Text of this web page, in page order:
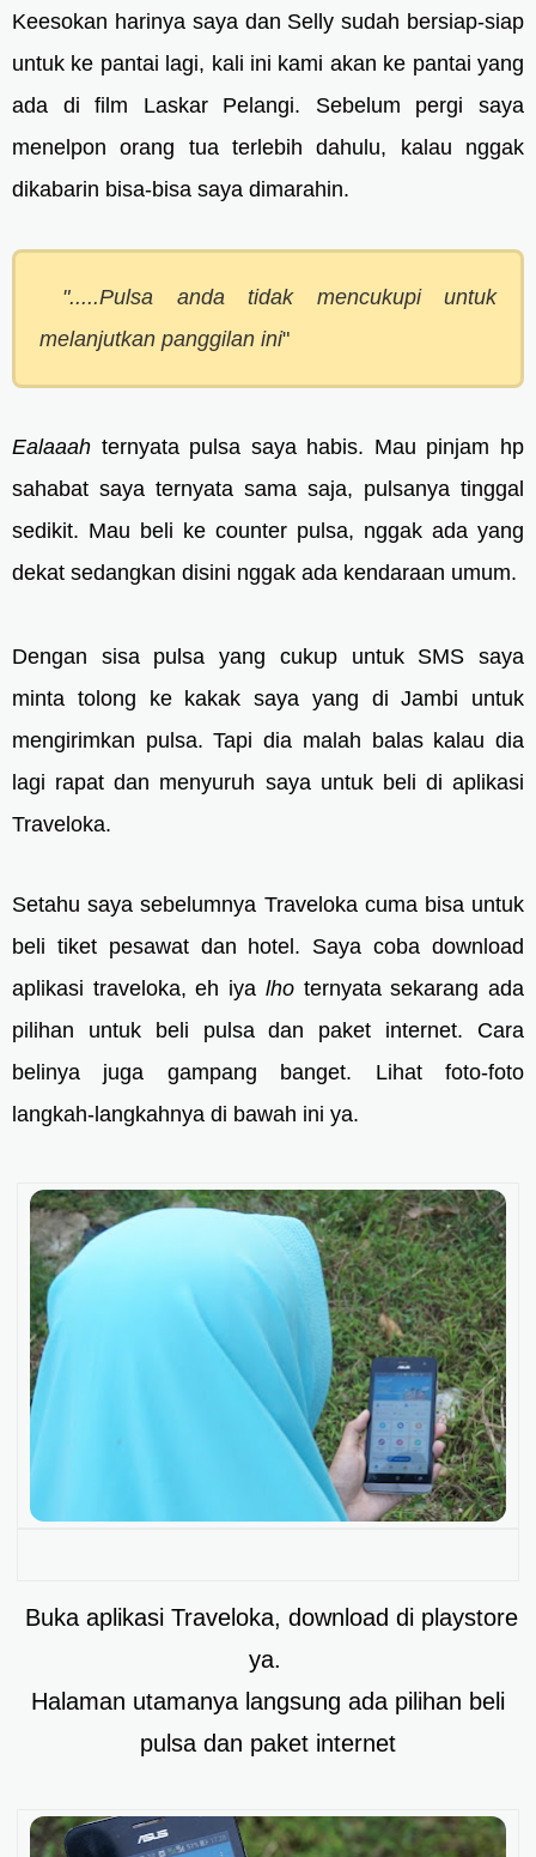
Keesokan harinya saya dan Selly sudah bersiap-siap
untuk ke pantai lagi, kali ini kami akan ke pantai yang
ada di film Laskar Pelangi. Sebelum pergi saya
menelpon orang tua terlebih dahulu, kalau nggak
dikabarin bisa-bisa saya dimarahin.
".....Pulsa anda tidak mencukupi untuk
melanjutkan panggilan ini"
Ealaaah ternyata pulsa saya habis. Mau pinjam hp
sahabat saya ternyata sama saja, pulsanya tinggal
sedikit. Mau beli ke counter pulsa, nggak ada yang
dekat sedangkan disini nggak ada kendaraan umum.
Dengan sisa pulsa yang cukup untuk SMS saya
minta tolong ke kakak saya yang di Jambi untuk
mengirimkan pulsa. Tapi dia malah balas kalau dia
lagi rapat dan menyuruh saya untuk beli di aplikasi
Traveloka.
Setahu saya sebelumnya Traveloka cuma bisa untuk
beli tiket pesawat dan hotel. Saya coba download
aplikasi traveloka, eh iya lhoternyata sekarang ada
pilihan untuk beli pulsa dan paket internet. Cara
belinya juga gampang banget. Lihat foto-foto
langkah-langkahnya di bawah ini ya.
Buka aplikasi Traveloka, download di playstore
ya.
Halaman utamanya langsung ada pilihan beli
pulsa dan paket internet